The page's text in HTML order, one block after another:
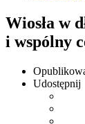
Wiosła w
i wspólny
Udostępnij